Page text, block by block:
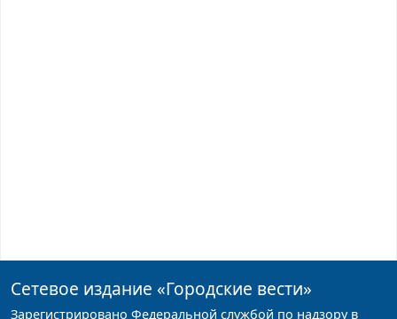
Сетевое издание «Городские вести»
Зарегистрировано Федеральной службой по надзору в